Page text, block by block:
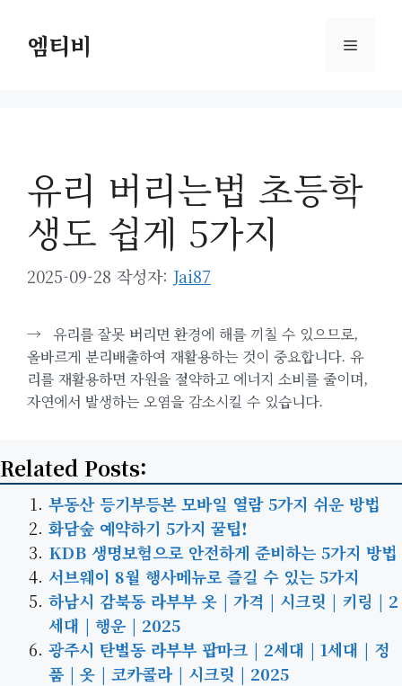
엠티비 메
유리 버리는법 초등학
생도 쉽게 5가지
2025-09-28 작성자: Jai87
→ 유리를 잘못 버리면 환경에 해를 끼칠 수 있으므로,
올바르게 분리배출하여 재활용하는 것이 중요합니다. 유
리를 재활용하면 자원을 절약하고 에너지 소비를 줄이며,
자연에서 발생하는 오염을 감소시킬 수 있습니다.
Related Posts:
부동산 등기부등본 모바일 열람 5가지 쉬운 방법
화담숲 예약하기 5가지 꿀팁!
KDB 생명보험으로 안전하게 준비하는 5가지 방법
서브웨이 8월 행사메뉴로 즐길 수 있는 5가지
하남시 감북동 라부부 옷 | 가격 | 시크릿 | 키링 | 2
세대 | 행운 | 2025
광주시 탄벌동 라부부 팝마크 | 2세대 | 1세대 | 정
품 | 옷 | 코카콜라 | 시크릿 | 2025